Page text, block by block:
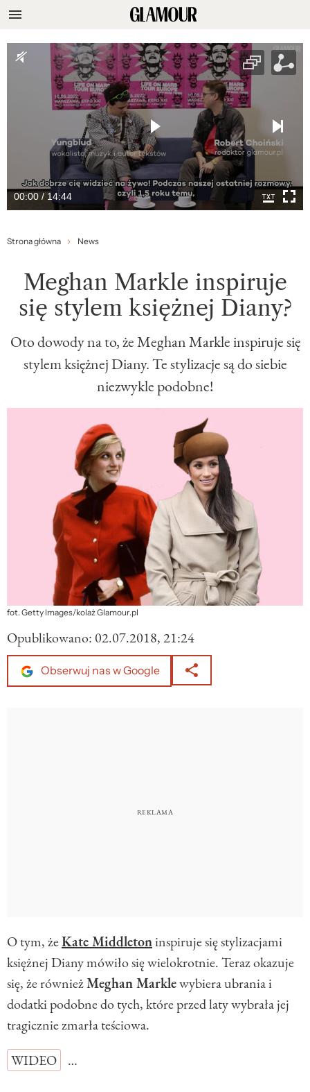
00:00 / 14:44
Strona główna News
Meghan Markle inspiruje
się stylem księżnej Diany?
Oto dowody na to, że Meghan Markle inspiruje się
stylem księżnej Diany. Te stylizacje są do siebie
niezwykle podobne!
fot. Getty Images/kolaż Glamour.pl
Opublikowano: 02.07.2018, 21:24
Obserwuj nas w Google
O tym, żeKate Middletoninspiruje się stylizacjami
księżnej Diany mówiło się wielokrotnie. Teraz okazuje
się, że równieżMeghan Marklewybiera ubrania i
dodatki podobne do tych, które przed laty wybrała jej
tragicznie zmarła teściowa.
WIDEO
…